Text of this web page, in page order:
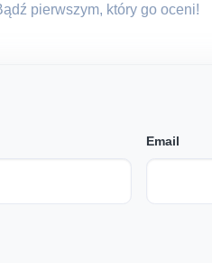
pierwszym, który go oceni!
Email